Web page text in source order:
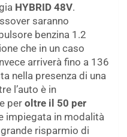
HYBRID 48V.
saranno
benzina 1.2
che in un caso
arriverà fino a 136
nella presenza di una
l’auto è in
per oltre il 50 per
impiegata in modalità
risparmio di